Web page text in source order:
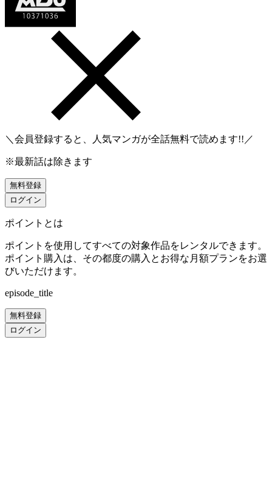
＼会員登録すると、人気マンガが全話無料で読めます!!／
※最新話は除きます
無料登録
ログイン
ポイントとは
ポイントを使用してすべての対象作品をレンタルできます。
ポイント購入は、その都度の購入とお得な月額プランをお選
びいただけます。
episode_title
無料登録
ログイン